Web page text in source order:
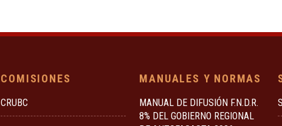
COMISIONES
CRUBC
MANUALES Y NORMAS
MANUAL DE DIFUSIÓN F.N.D.R.
8% DEL GOBIERNO REGIONAL